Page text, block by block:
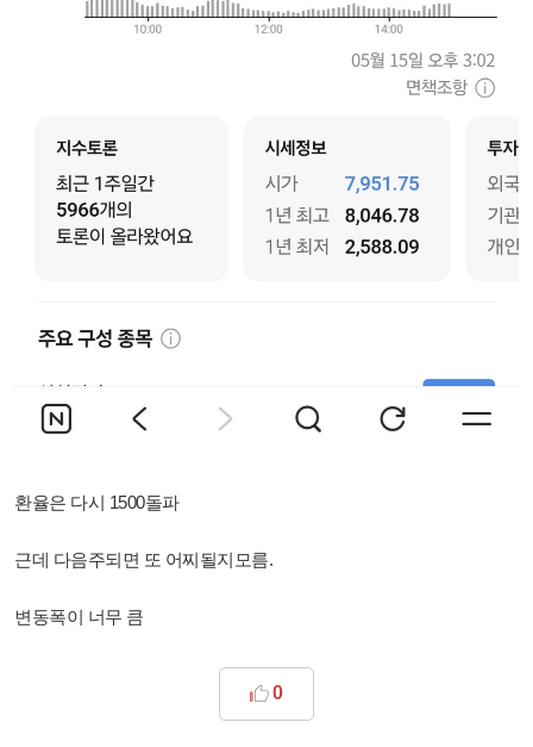
환율은 다시 1500돌파
근데 다음주되면 또 어찌될지모름.
변동폭이 너무 큼
0